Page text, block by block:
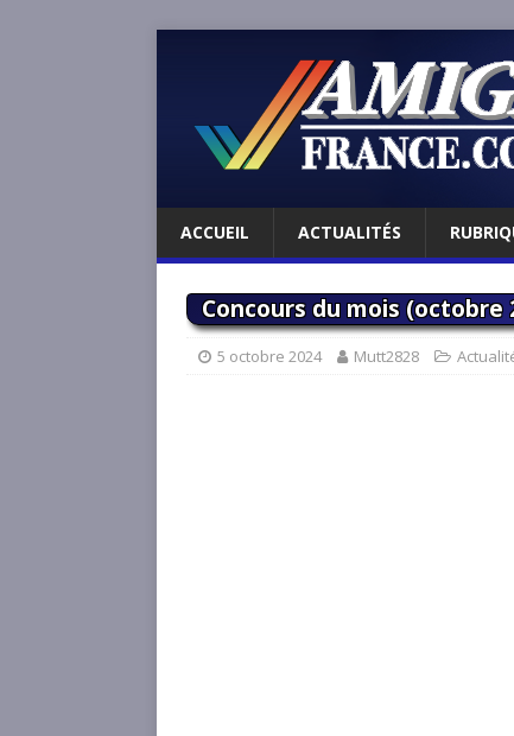
ACCUEIL ACTUALITÉS
Concours du mois (octobre
5 octobre 2024 Mutt2828